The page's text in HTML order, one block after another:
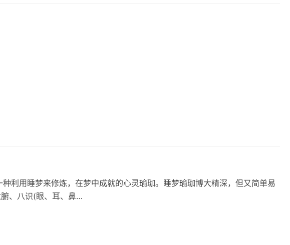
利用睡梦来修炼，在梦中成就的心灵瑜珈。睡梦瑜珈博大精深，但又简单易
、八识(眼、耳、鼻…